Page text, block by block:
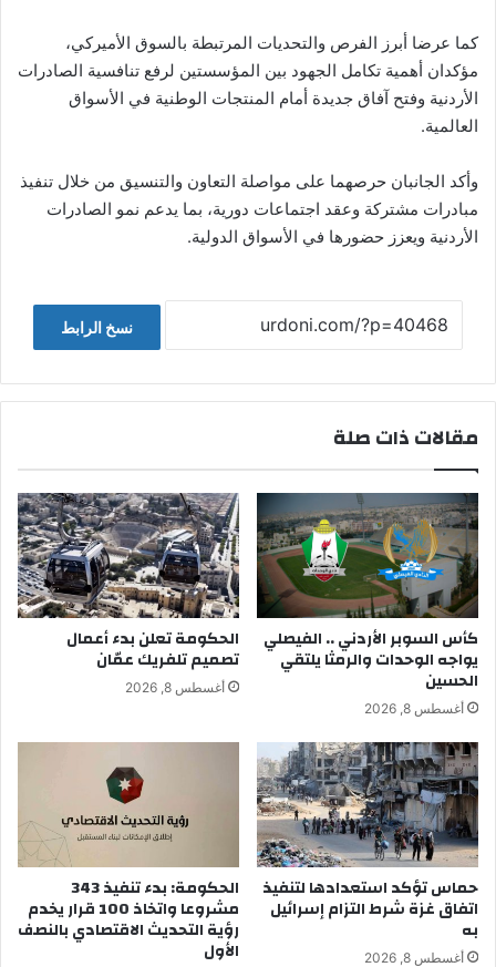
كما عرضا أبرز الفرص والتحديات المرتبطة بالسوق الأميركي،
مؤكدان أهمية تكامل الجهود بين المؤسستين لرفع تنافسية الصادرات
الأردنية وفتح آفاق جديدة أمام المنتجات الوطنية في الأسواق
العالمية.
وأكد الجانبان حرصهما على مواصلة التعاون والتنسيق من خلال تنفيذ
مبادرات مشتركة وعقد اجتماعات دورية، بما يدعم نمو الصادرات
الأردنية ويعزز حضورها في الأسواق الدولية.
نسخ الرابط
مقالات ذات صلة
كأس السوبر الأردني .. الفيصلي
يواجه الوحدات والرمثا يلتقي
الحسين
أغسطس 8, 2026
الحكومة تعلن بدء أعمال
تصميم تلفريك عمّان
أغسطس 8, 2026
حماس تؤكد استعدادها لتنفيذ
اتفاق غزة شرط التزام إسرائيل
به
أغسطس 8, 2026
الحكومة: بدء تنفيذ 343
مشروعا واتخاذ 100 قرار يخدم
رؤية التحديث الاقتصادي بالنصف
الأول